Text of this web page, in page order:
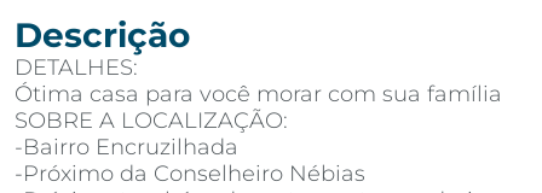
Descrição
DETALHES:
Ótima casa para você morar com sua família
SOBRE A LOCALIZAÇÃO:
-Bairro Encruzilhada
-Próximo da Conselheiro Nébias